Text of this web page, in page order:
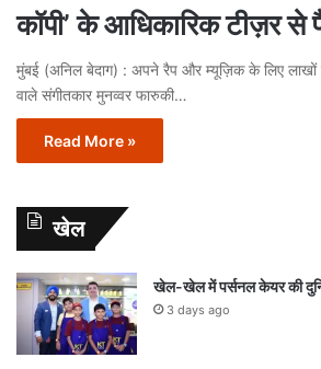
कॉपी’ के आधिकारिक टीज़र से
मुंबई (अनिल बेदाग) : अपने रैप और म्यूज़िक के लिए लाखों
वाले संगीतकार मुनव्वर फारुकी…
Read More »
खेल
खेल-खेल में पर्सनल केयर की
3 days ago